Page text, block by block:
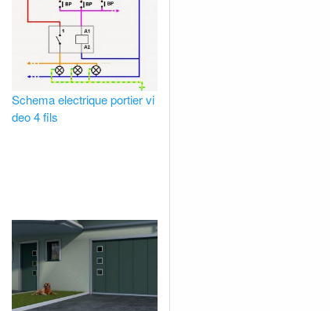
Schema electrique portier vi
deo 4 fils